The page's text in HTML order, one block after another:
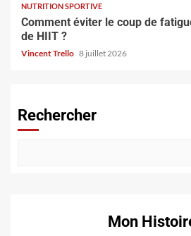
NUTRITION SPORTIVE
Comment éviter le coup de
de HIIT ?
Vincent Trello 8 juillet 2026
Rechercher
Mon